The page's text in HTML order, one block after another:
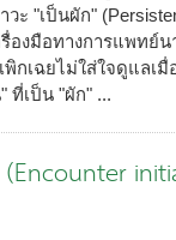
ะ "เป็นผัก"
องมือทางการแพทย์
กเฉยไม่ใส่ใจดูแลเมื่
ที่เป็น "ผัก" ...